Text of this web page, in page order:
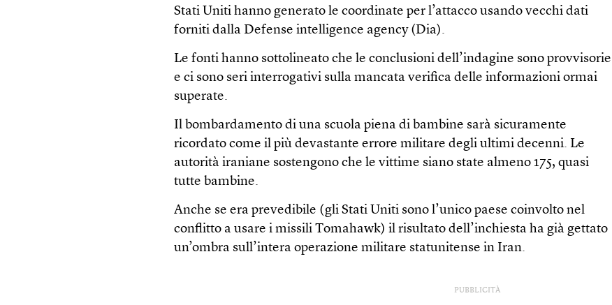
Stati Uniti hanno generato le coordinate per l’attacco usando vecchi dati
forniti dalla Defense intelligence agency (Dia).
Le fonti hanno sottolineato che le conclusioni dell’indagine sono provvisorie
e ci sono seri interrogativi sulla mancata verifica delle informazioni ormai
superate.
Il bombardamento di una scuola piena di bambine sarà sicuramente
ricordato come il più devastante errore militare degli ultimi decenni. Le
autorità iraniane sostengono che le vittime siano state almeno 175, quasi
tutte bambine.
Anche se era prevedibile (gli Stati Uniti sono l’unico paese coinvolto nel
conflitto a usare i missili Tomahawk) il risultato dell’inchiesta ha già gettato
un’ombra sull’intera operazione militare statunitense in Iran.
PUBBLICITÀ